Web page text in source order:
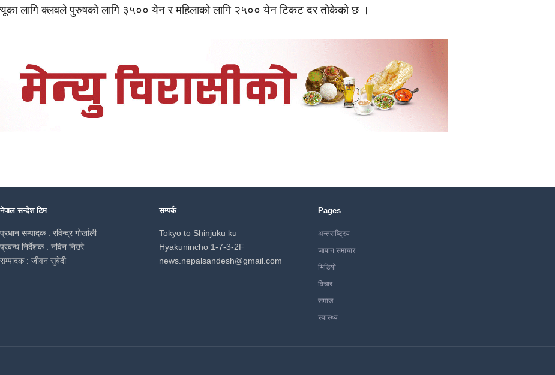
लागि क्लवले पुरुषको लागि ३५०० येन र महिलाको लागि २५०० येन टिकट दर तोकेको छ ।
नेपाल सन्देश टिम
प्रधान सम्पादक : रविन्द्र गोर्खाली
प्रबन्ध निर्देशक : नविन निउरे
सम्पादक : जीवन सुबेदी
सम्पर्क
Tokyo to Shinjuku ku
Hyakunincho 1-7-3-2F
news.nepalsandesh@gmail.com
Pages
अन्तराष्ट्रिय
जापान समाचार
भिडियो
विचार
समाज
स्वास्थ्य